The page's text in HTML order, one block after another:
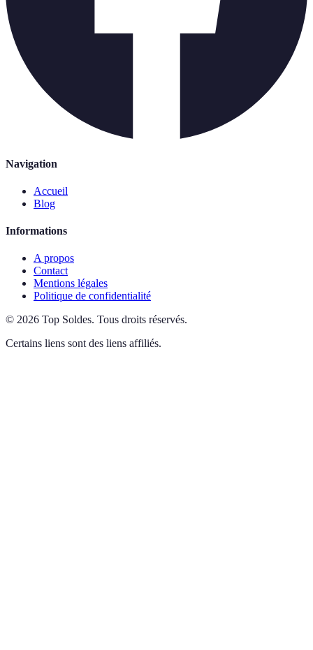
Navigation
Accueil
Blog
Informations
A propos
Contact
Mentions légales
Politique de confidentialité
© 2026 Top Soldes. Tous droits réservés.
Certains liens sont des liens affiliés.